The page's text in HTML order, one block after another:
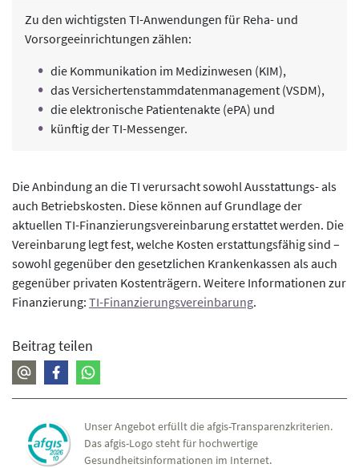
Zu den wichtigsten TI-Anwendungen für Reha- und
Vorsorgeeinrichtungen zählen:
die Kommunikation im Medizinwesen (KIM),
das Versichertenstammdatenmanagement (VSDM),
die elektronische Patientenakte (ePA) und
künftig der TI-Messenger.
Die Anbindung an die TI verursacht sowohl Ausstattungs- als
auch Betriebskosten. Diese können auf Grundlage der
aktuellen TI-Finanzierungsvereinbarung erstattet werden. Die
Vereinbarung legt fest, welche Kosten erstattungsfähig sind –
sowohl gegenüber den gesetzlichen Krankenkassen als auch
gegenüber privaten Kostenträgern. Weitere Informationen zur
Finanzierung: TI-Finanzierungsvereinbarung.
Beitrag teilen
Unser Angebot erfüllt die afgis-Transparenzkriterien.
Das afgis-Logo steht für hochwertige
Gesundheitsinformationen im Internet.